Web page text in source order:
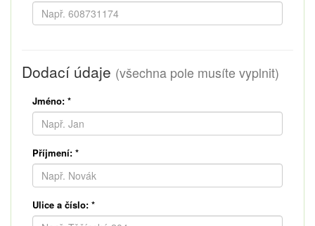
Dodací údaje (všechna pole musíte vyplnit)
Jméno: *
Příjmení: *
Ulice a číslo: *